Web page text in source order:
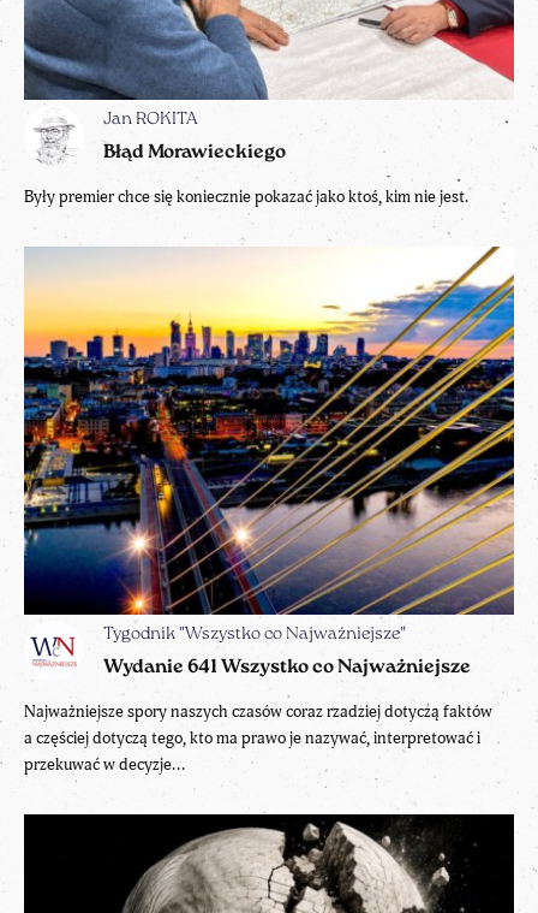
Jan ROKITA
Błąd Morawieckiego
Były premier chce się koniecznie pokazać jako ktoś, kim nie jest.
Tygodnik "Wszystko co Najważniejsze"
Wydanie 641 Wszystko co Najważniejsze
Najważniejsze spory naszych czasów coraz rzadziej dotyczą faktów
a częściej dotyczą tego, kto ma prawo je nazywać, interpretować i
przekuwać w decyzje...